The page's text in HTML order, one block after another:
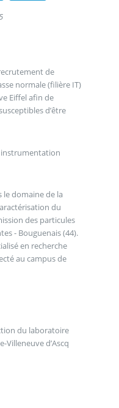
de
normale (filière IT)
Eiffel afin de
d’être
instrumentation
le domaine de la
du
des particules
- Bouguenais (44).
en recherche
au campus de
du laboratoire
Villeneuve d’Ascq